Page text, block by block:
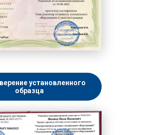
установленного
образца